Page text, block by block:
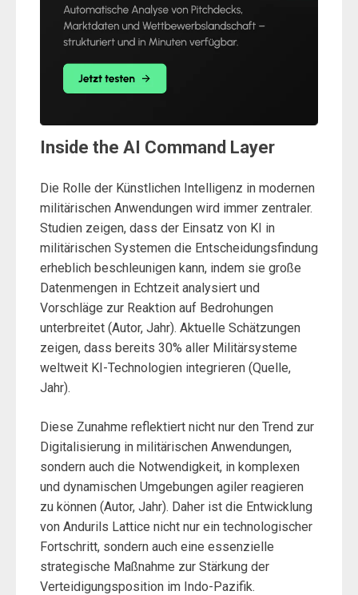
Inside the AI Command Layer
Die Rolle der Künstlichen Intelligenz in modernen
militärischen Anwendungen wird immer zentraler.
Studien zeigen, dass der Einsatz von KI in
militärischen Systemen die Entscheidungsfindung
erheblich beschleunigen kann, indem sie große
Datenmengen in Echtzeit analysiert und
Vorschläge zur Reaktion auf Bedrohungen
unterbreitet (Autor, Jahr). Aktuelle Schätzungen
zeigen, dass bereits 30% aller Militärsysteme
weltweit KI-Technologien integrieren (Quelle,
Jahr).
Diese Zunahme reflektiert nicht nur den Trend zur
Digitalisierung in militärischen Anwendungen,
sondern auch die Notwendigkeit, in komplexen
und dynamischen Umgebungen agiler reagieren
zu können (Autor, Jahr). Daher ist die Entwicklung
von Andurils Lattice nicht nur ein technologischer
Fortschritt, sondern auch eine essenzielle
strategische Maßnahme zur Stärkung der
Verteidigungsposition im Indo-Pazifik.